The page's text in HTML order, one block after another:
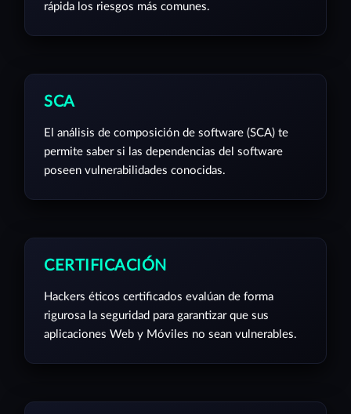
rápida los riesgos más comunes.
SCA
El análisis de composición de software (SCA) te
permite saber si las dependencias del software
poseen vulnerabilidades conocidas.
CERTIFICACIÓN
Hackers éticos certificados evalúan de forma
rigurosa la seguridad para garantizar que sus
aplicaciones Web y Móviles no sean vulnerables.